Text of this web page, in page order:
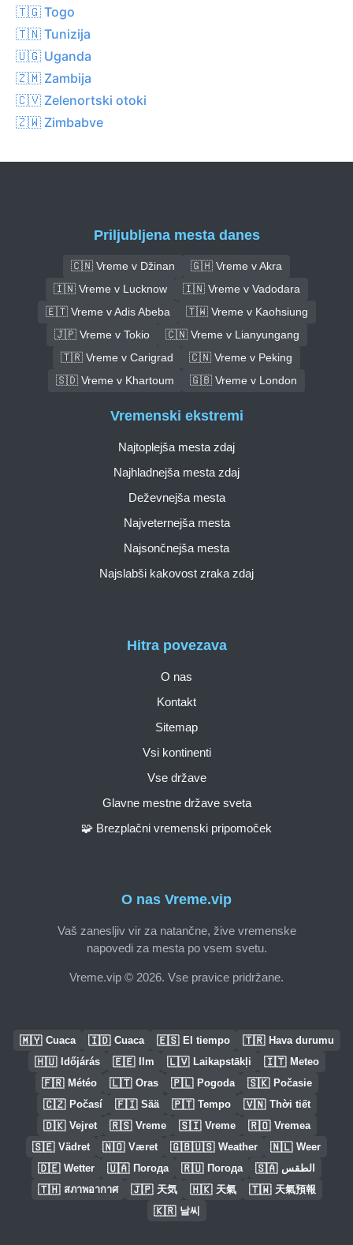
🇹🇬 Togo
🇹🇳 Tunizija
🇺🇬 Uganda
🇿🇲 Zambija
🇨🇻 Zelenortski otoki
🇿🇼 Zimbabve
Priljubljena mesta danes
🇨🇳 Vreme v Džinan
🇬🇭 Vreme v Akra
🇮🇳 Vreme v Lucknow
🇮🇳 Vreme v Vadodara
🇪🇹 Vreme v Adis Abeba
🇹🇼 Vreme v Kaohsiung
🇯🇵 Vreme v Tokio
🇨🇳 Vreme v Lianyungang
🇹🇷 Vreme v Carigrad
🇨🇳 Vreme v Peking
🇸🇩 Vreme v Khartoum
🇬🇧 Vreme v London
O nas Vreme.vip
Vaš zanesljiv vir za natančne, žive vremenske
napovedi za mesta po vsem svetu.
Vreme.vip © 2026. Vse pravice pridržane.
Hitra povezava
O nas
Kontakt
Sitemap
Vsi kontinenti
Vse države
Glavne mestne države sveta
🧩 Brezplačni vremenski pripomoček
Vremenski ekstremi
Najtoplejša mesta zdaj
Najhladnejša mesta zdaj
Deževnejša mesta
Najveternejša mesta
Najsončnejša mesta
Najslabši kakovost zraka zdaj
🇲🇾 Cuaca 🇮🇩 Cuaca 🇪🇸 El tiempo 🇹🇷 Hava durumu
🇭🇺 Időjárás 🇪🇪 Ilm 🇱🇻 Laikapstākļi 🇮🇹 Meteo
🇫🇷 Météo 🇱🇹 Oras 🇵🇱 Pogoda 🇸🇰 Počasie
🇨🇿 Počasí 🇫🇮 Sää 🇵🇹 Tempo 🇻🇳 Thời tiết
🇩🇰 Vejret 🇷🇸 Vreme 🇸🇮 Vreme 🇷🇴 Vremea
🇸🇪 Vädret 🇳🇴 Været 🇬🇧🇺🇸 Weather 🇳🇱 Weer
🇩🇪 Wetter 🇺🇦 Погода 🇷🇺 Погода 🇸🇦 الطقس
🇹🇭 สภาพอากาศ 🇯🇵 天気 🇭🇰 天氣 🇹🇼 天氣預報
🇰🇷 날씨